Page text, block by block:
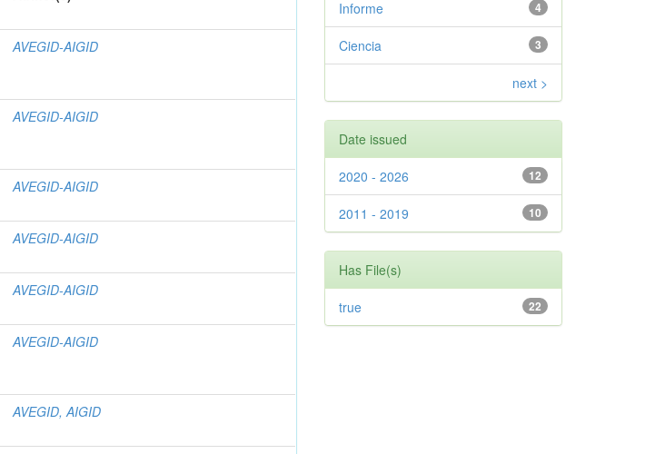
AVEGID-AIGID
AVEGID-AIGID
AVEGID-AIGID
AVEGID-AIGID
AVEGID-AIGID
AVEGID-AIGID
AVEGID, AIGID
4
Informe
3
Ciencia
next >
Date issued
12
2020 - 2026
10
2011 - 2019
Has File(s)
22
true